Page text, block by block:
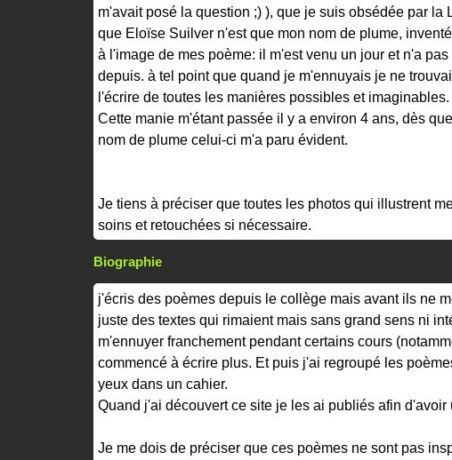
m'avait posé la question ;) ), que je suis obsédée par la
que Eloïse Suilver n'est que mon nom de plume,
à l'image de mes poème: il m'est venu un jour et n'a
depuis. à tel point que quand je m'ennuyais je ne
l'écrire de toutes les manières possibles et imaginables.
Cette manie m'étant passée il y a environ 4 ans, dès
nom de plume celui-ci m'a paru évident.
Je tiens à préciser que toutes les photos qui illustrent
soins et retouchées si nécessaire.
Biographie
j'écris des poèmes depuis le collège mais avant ils ne
juste des textes qui rimaient mais sans grand sens ni
m'ennuyer franchement pendant certains cours
commencé à écrire plus. Et puis j'ai regroupé les
yeux dans un cahier.
Quand j'ai découvert ce site je les ai publiés afin d'avoir
Je me dois de préciser que ces poèmes ne sont pas